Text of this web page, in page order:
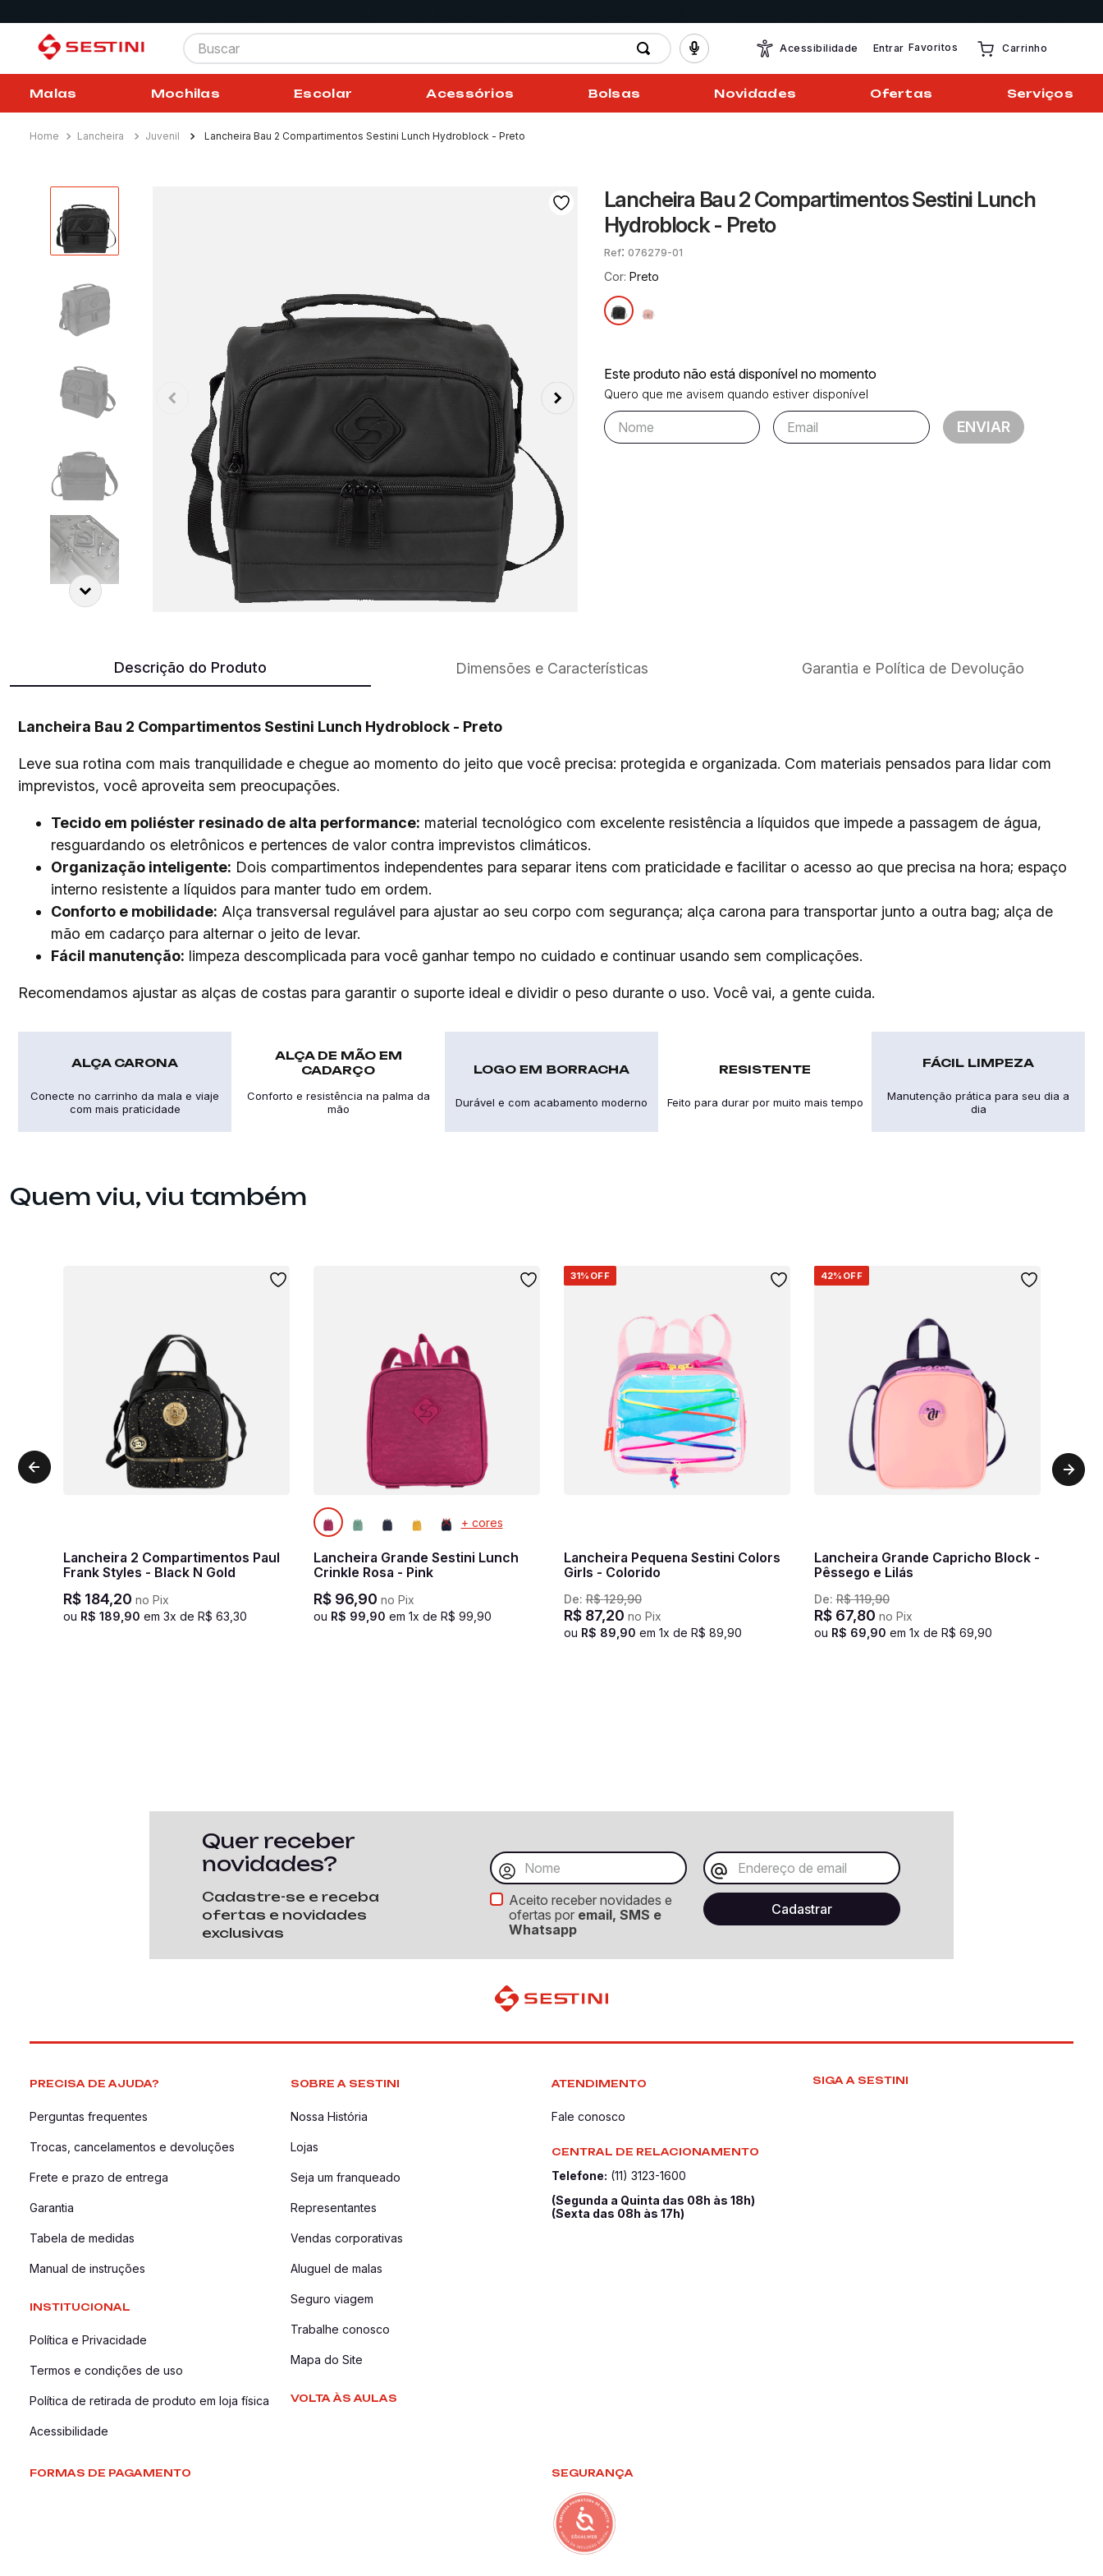
Buscar
Acessibilidade Entrar Favoritos Carrinho
Malas Mochilas Escolar Acessórios Bolsas Novidades Ofertas Serviços
Lancheira Juvenil Lancheira Bau 2 Compartimentos Sestini Lunch Hydroblock - Preto
Lancheira Bau 2 Compartimentos Sestini Lunch
Hydroblock - Preto
: 076279-01
Cor: Preto
Este produto não está disponível no momento
Quero que me avisem quando estiver disponível
ENVIAR
Descrição do Produto Dimensões e Características Garantia e Política de Devolução
Lancheira Bau 2 Compartimentos Sestini Lunch Hydroblock - Preto
Leve sua rotina com mais tranquilidade e chegue ao momento do jeito que você precisa: protegida e organizada. Com materiais pensados para lidar com
imprevistos, você aproveita sem preocupações.
Tecido em poliéster resinado de alta performance: material tecnológico com excelente resistência a líquidos que impede a passagem de água,
resguardando os eletrônicos e pertences de valor contra imprevistos climáticos.
Organização inteligente: Dois compartimentos independentes para separar itens com praticidade e facilitar o acesso ao que precisa na hora; espaço
interno resistente a líquidos para manter tudo em ordem.
Conforto e mobilidade: Alça transversal regulável para ajustar ao seu corpo com segurança; alça carona para transportar junto a outra bag; alça de
mão em cadarço para alternar o jeito de levar.
Fácil manutenção: limpeza descomplicada para você ganhar tempo no cuidado e continuar usando sem complicações.
Recomendamos ajustar as alças de costas para garantir o suporte ideal e dividir o peso durante o uso. Você vai, a gente cuida.
ALÇA CARONA
Conecte no carrinho da mala e viaje
com mais praticidade
ALÇA DE MÃO EM
CADARÇO
Conforto e resistência na palma da
mão
LOGO EM BORRACHA
Durável e com acabamento moderno
RESISTENTE
Feito para durar por muito mais tempo
FÁCIL LIMPEZA
Manutenção prática para seu dia a
dia
Quem viu, viu também
Lancheira 2 Compartimentos Paul
Frank Styles - Black N Gold
R$ 184,20 no Pix
ou R$ 189 90 em 3x de R$ 63 30
+ cores
Lancheira Grande Sestini Lunch
Crinkle Rosa - Pink
R$ 96,90 no Pix
ou R$ 99 90 em 1x de R$ 99 90
31% OFF
Lancheira Pequena Sestini Colors
Girls - Colorido
De:R$ 129,90
R$ 87,20 no Pix
ou R$ 89 90 em 1x de R$ 89 90
42% OFF
Lancheira Grande Capricho Block -
Pêssego e Lilás
De:R$ 119,90
R$ 67,80 no Pix
ou R$ 69 90 em 1x de R$ 69 90
Quer receber
novidades?
Cadastre-se e receba
ofertas e novidades
exclusivas
Aceito receber novidades e
ofertas por email, SMS e
Whatsapp
PRECISA DE AJUDA?
Perguntas frequentes
Trocas, cancelamentos e devoluções
Frete e prazo de entrega
Garantia
Tabela de medidas
Manual de instruções
INSTITUCIONAL
Política e Privacidade
Termos e condições de uso
Política de retirada de produto em loja física
Acessibilidade
SOBRE A SESTINI
Nossa História
Lojas
Seja um franqueado
Representantes
Vendas corporativas
Aluguel de malas
Seguro viagem
Trabalhe conosco
Mapa do Site
VOLTA ÀS AULAS
ATENDIMENTO
Fale conosco
CENTRAL DE RELACIONAMENTO
Telefone: (11) 3123-1600
(Segunda a Quinta das 08h às 18h)
(Sexta das 08h às 17h)
SIGA A SESTINI
FORMAS DE PAGAMENTO SEGURANÇA